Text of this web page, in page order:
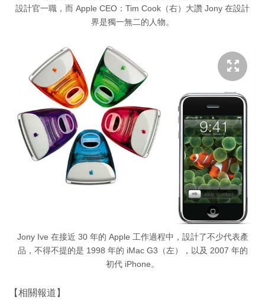
設計官一職，而 Apple CEO：Tim Cook（右）大讚 Jony 在設計
界是獨一無二的人物。
Jony Ive 在接近 30 年的 Apple 工作過程中，設計了不少代表產
品，不得不提的是 1998 年的 iMac G3（左），以及 2007 年的
初代 iPhone。
【相關報道】